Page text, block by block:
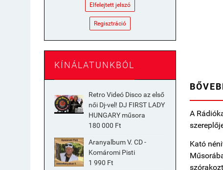
Elfelejtett jelszó
Regisztráció
KÍNÁLATUNKBÓL
Retro Videó Disco az első
női Dj-vel! DJ FIRST LADY
HUNGARY műsora
180 000 Ft
Aranyalbum V. CD -
Komáromi Pisti
1 990 Ft
A
Kató